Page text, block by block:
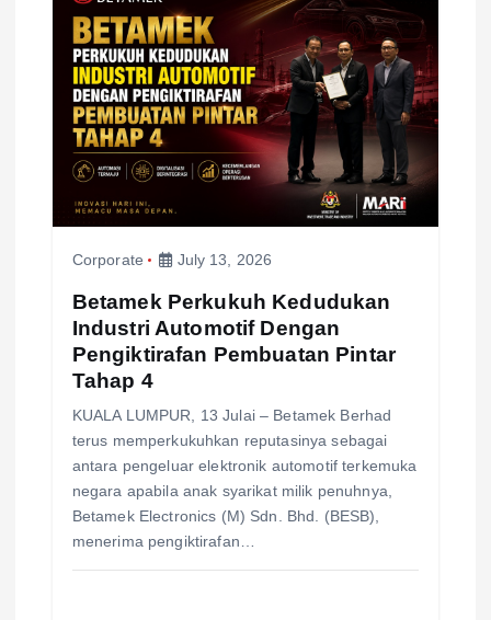
Corporate July 13, 2026
Betamek Perkukuh Kedudukan
Industri Automotif Dengan
Pengiktirafan Pembuatan Pintar
Tahap 4
KUALA LUMPUR, 13 Julai – Betamek Berhad
terus memperkukuhkan reputasinya sebagai
antara pengeluar elektronik automotif terkemuka
negara apabila anak syarikat milik penuhnya,
Betamek Electronics (M) Sdn. Bhd. (BESB),
menerima pengiktirafan…